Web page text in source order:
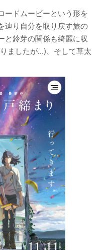
ードムービーという形を
辿り自分を取り戻す旅の
と鈴芽の関係も綺麗に収
ましたが…)、そして草太